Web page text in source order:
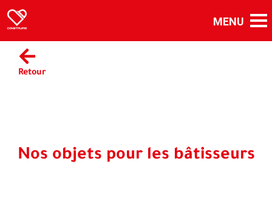
Retour
Nos objets pour les bâtisseurs